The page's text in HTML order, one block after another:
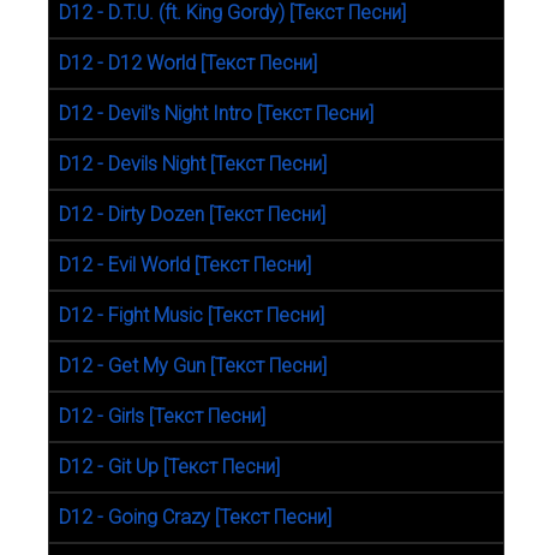
D12 - D.T.U. (ft. King Gordy) [Текст Песни]
D12 - D12 World [Текст Песни]
D12 - Devil's Night Intro [Текст Песни]
D12 - Devils Night [Текст Песни]
D12 - Dirty Dozen [Текст Песни]
D12 - Evil World [Текст Песни]
D12 - Fight Music [Текст Песни]
D12 - Get My Gun [Текст Песни]
D12 - Girls [Текст Песни]
D12 - Git Up [Текст Песни]
D12 - Going Crazy [Текст Песни]